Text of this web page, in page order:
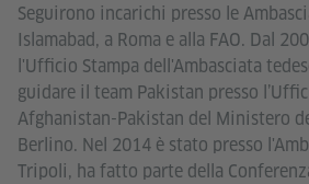
Seguirono incarichi presso le
Islamabad, a Roma e alla FAO. Dal
l'Ufficio Stampa dell'Ambasciata
guidare il team Pakistan presso
Afghanistan-Pakistan del Ministero
Berlino. Nel 2014 è stato presso
Tripoli, ha fatto parte della